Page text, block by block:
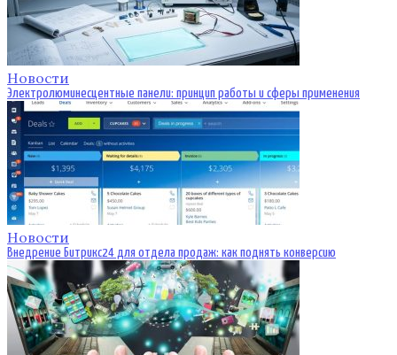
Новости
Электролюминесцентные панели: принцип работы и сферы применения
Новости
Внедрение Битрикс24 для отдела продаж: как поднять конверсию